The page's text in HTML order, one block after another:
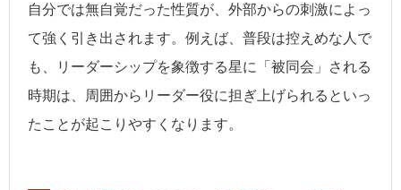
自分では無自覚だった性質が、外部からの刺激によっ
て強く引き出されます。例えば、普段は控えめな人で
も、リーダーシップを象徴する星に「被同会」される
時期は、周囲からリーダー役に担ぎ上げられるといっ
たことが起こりやすくなります。